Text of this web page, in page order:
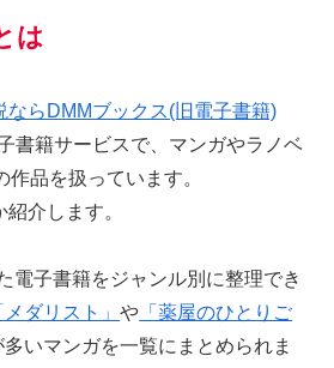
は
ならDMMブックス(旧電子書籍)
書籍サービスで、マンガやラノベ
品を扱っています。
介します。
電子書籍をジャンル別に整理でき
メダリスト」や 「薬屋のひとりご
いマンガを一覧にまとめられま